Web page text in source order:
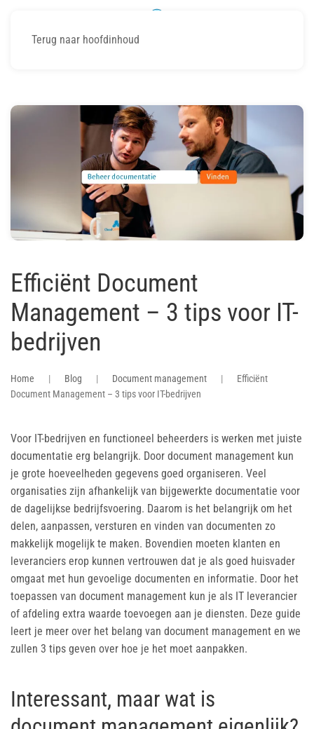
Terug naar hoofdinhoud
Efficiënt Document
Management – 3 tips voor IT-
bedrijven
Home Blog Document management
Efficiënt
Document Management – 3 tips voor IT-bedrijven
Voor IT-bedrijven en functioneel beheerders is werken met juiste
documentatie erg belangrijk. Door document management kun
je grote hoeveelheden gegevens goed organiseren. Veel
organisaties zijn afhankelijk van bijgewerkte documentatie voor
de dagelijkse bedrijfsvoering. Daarom is het belangrijk om het
delen, aanpassen, versturen en vinden van documenten zo
makkelijk mogelijk te maken. Bovendien moeten klanten en
leveranciers erop kunnen vertrouwen dat je als goed huisvader
omgaat met hun gevoelige documenten en informatie. Door het
toepassen van document management kun je als IT leverancier
of afdeling extra waarde toevoegen aan je diensten. Deze guide
leert je meer over het belang van document management en we
zullen 3 tips geven over hoe je het moet aanpakken.
Interessant, maar wat is